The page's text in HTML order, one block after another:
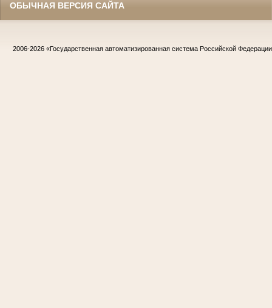
ОБЫЧНАЯ ВЕРСИЯ САЙТА
2006-2026 «Государственная автоматизированная система Российской